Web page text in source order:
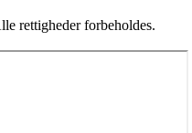
rettigheder forbeholdes.